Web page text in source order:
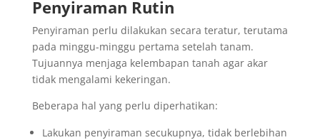
Penyiraman Rutin
Penyiraman perlu dilakukan secara teratur, terutama
pada minggu-minggu pertama setelah tanam.
Tujuannya menjaga kelembapan tanah agar akar
tidak mengalami kekeringan.
Beberapa hal yang perlu diperhatikan:
Lakukan penyiraman secukupnya, tidak berlebihan